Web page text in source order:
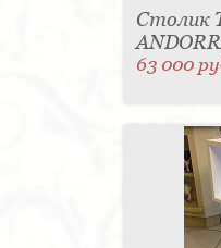
Столик
63 000